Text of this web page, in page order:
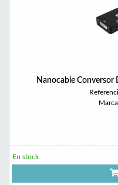
Nanocable
En stock